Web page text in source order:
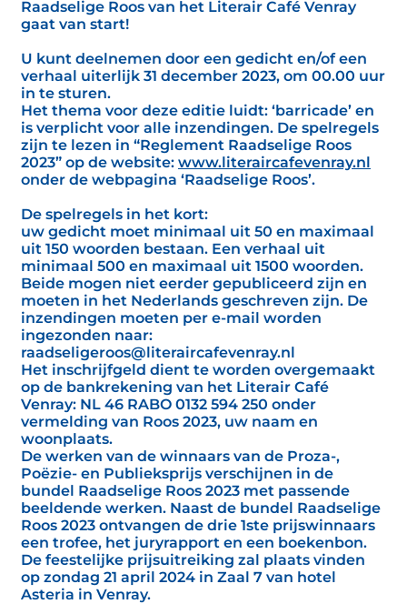
Raadselige Roos van het Literair Café Venray
gaat van start!
U kunt deelnemen door een gedicht en/of een
verhaal uiterlijk 31 december 2023, om 00.00 uur
in te sturen.
Het thema voor deze editie luidt: ‘barricade’ en
is verplicht voor alle inzendingen. De spelregels
zijn te lezen in “Reglement Raadselige Roos
2023” op de website: www.literaircafevenray.nl
onder de webpagina ‘Raadselige Roos’.
De spelregels in het kort:
uw gedicht moet minimaal uit 50 en maximaal
uit 150 woorden bestaan. Een verhaal uit
minimaal 500 en maximaal uit 1500 woorden.
Beide mogen niet eerder gepubliceerd zijn en
moeten in het Nederlands geschreven zijn. De
inzendingen moeten per e-mail worden
ingezonden naar:
raadseligeroos@literaircafevenray.nl
Het inschrijfgeld dient te worden overgemaakt
op de bankrekening van het Literair Café
Venray: NL 46 RABO 0132 594 250 onder
vermelding van Roos 2023, uw naam en
woonplaats.
De werken van de winnaars van de Proza-,
Poëzie- en Publieksprijs verschijnen in de
bundel Raadselige Roos 2023 met passende
beeldende werken. Naast de bundel Raadselige
Roos 2023 ontvangen de drie 1ste prijswinnaars
een trofee, het juryrapport en een boekenbon.
De feestelijke prijsuitreiking zal plaats vinden
op zondag 21 april 2024 in Zaal 7 van hotel
Asteria in Venray.